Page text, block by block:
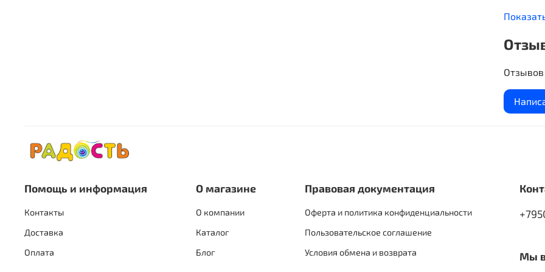
решения
Помощь и информация
Контакты
Доставка
Оплата
О магазине
О компании
Каталог
Блог
Правовая документация
Оферта и политика конфиденциальности
Пользовательское соглашение
Условия обмена и возврата
Мы в